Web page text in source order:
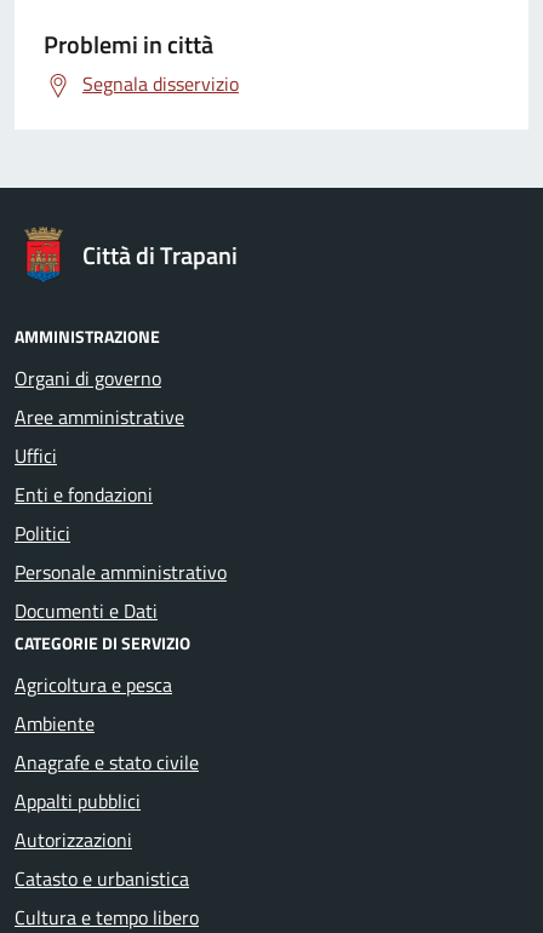
Problemi in città
Segnala disservizio
Città di Trapani
AMMINISTRAZIONE
Organi di governo
Aree amministrative
Uffici
Enti e fondazioni
Politici
Personale amministrativo
Documenti e Dati
CATEGORIE DI SERVIZIO
Agricoltura e pesca
Ambiente
Anagrafe e stato civile
Appalti pubblici
Autorizzazioni
Catasto e urbanistica
Cultura e tempo libero